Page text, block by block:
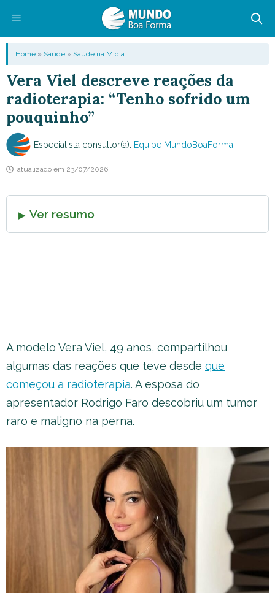
conteúdo
Menu
Home » Saúde » Saúde na Mídia
Vera Viel descreve reações da
radioterapia: “Tenho sofrido um
pouquinho”
Especialista consultor(a): Equipe MundoBoaForma
atualizado em 23/07/2026
Ver resumo
A modelo Vera Viel, 49 anos, compartilhou
algumas das reações que teve desde que
começou a radioterapia. A esposa do
apresentador Rodrigo Faro descobriu um tumor
raro e maligno na perna.